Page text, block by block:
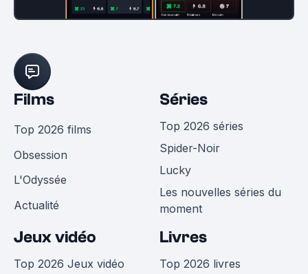
Films
Top 2026 films
Obsession
L'Odyssée
Actualité
Séries
Top 2026 séries
Spider-Noir
Lucky
Les nouvelles séries du
moment
Jeux vidéo
Top 2026 Jeux vidéo
Livres
Top 2026 livres